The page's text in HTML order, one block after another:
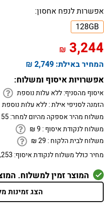
אפשרות לנפח אחסון:
128GB
₪
3,244
₪
המחיר באילת: 2,749 ₪
אפשרויות איסוף ומשלוח:
איסוף מהסניף:ללא עלות נוספת
הזמנה לסניפי אילת :ללא עלות נוספת
משלוח מהיר אספקה מהיום למחר:55
משלוח לנקודת איסוף :
₪9
משלוח לבית הלקוח :
₪29
מחיר כולל משלוח לנקודת איסוף: ₪
המוצר זמין למשלוח.
הצג זמינות